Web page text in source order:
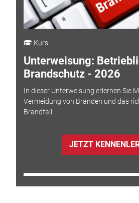
Kurs
Unterweisung:
Brandschutz - 2026
In dieser Unterweisung erlernen Sie
Vermeidung von Bränden und das
Brandfall.
JETZT